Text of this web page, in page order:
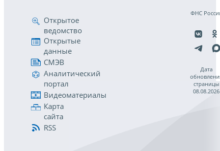
Открытое
ведомство
Открытые
данные
СМЭВ
Аналитический
портал
Видеоматериалы
Карта
сайта
RSS
ФНС
Дата
страницы
08.08.2026